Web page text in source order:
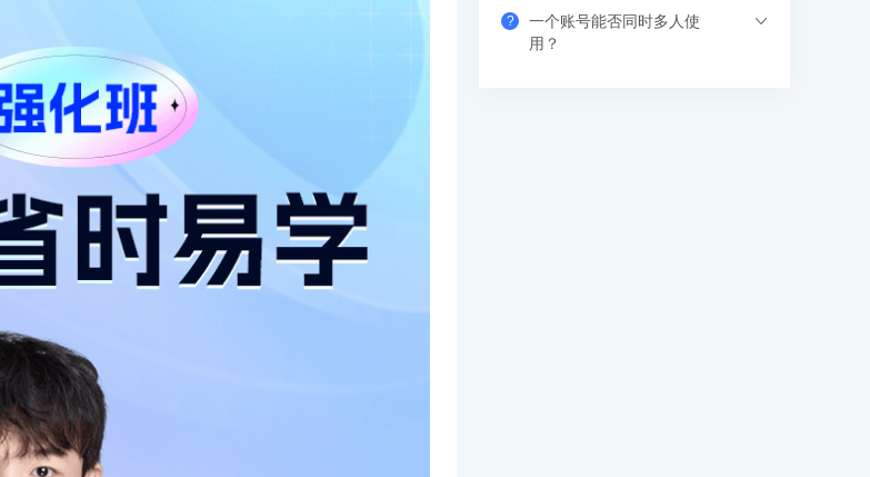
果错过网络课，也可以看回放，可反复进
支付成功后请填写收货地址信息，资料/图
?
一个账号能否同时多人使
用？